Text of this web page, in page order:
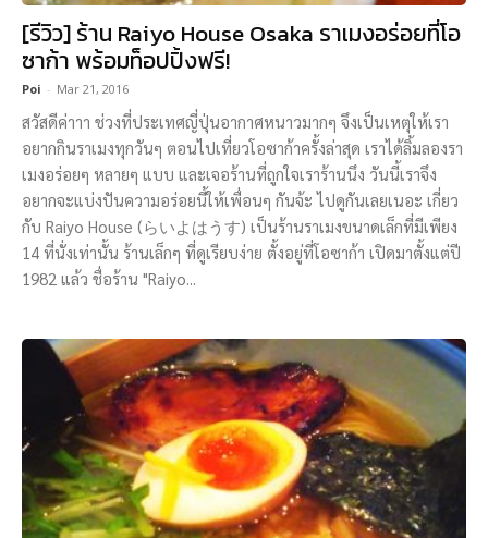
[รีวิว] ร้าน Raiyo House Osaka ราเมงอร่อยที่โอ
ซาก้า พร้อมท็อปปิ้งฟรี!
Poi - Mar 21, 2016
สวัสดีค่าาา ช่วงที่ประเทศญี่ปุ่นอากาศหนาวมากๆ จึงเป็นเหตุให้เรา
อยากกินราเมงทุกวันๆ ตอนไปเที่ยวโอซาก้าครั้งล่าสุด เราได้ลิ้มลองรา
เมงอร่อยๆ หลายๆ แบบ และเจอร้านที่ถูกใจเราร้านนึง วันนี้เราจึง
อยากจะแบ่งปันความอร่อยนี้ให้เพื่อนๆ กันจ้ะ ไปดูกันเลยเนอะ เกี่ยว
กับ Raiyo House (らいよはうす) เป็นร้านราเมงขนาดเล็กที่มีเพียง
14 ที่นั่งเท่านั้น ร้านเล็กๆ ที่ดูเรียบง่าย ตั้งอยู่ที่โอซาก้า เปิดมาตั้งแต่ปี
1982 แล้ว ชื่อร้าน "Raiyo...